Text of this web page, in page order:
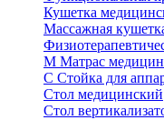
Кушетка
Массажная
М Матрас
С Стойка для
Стол медицинский
Стол